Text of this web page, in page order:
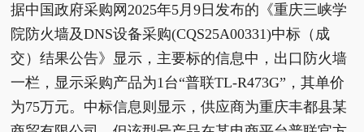
据中国政府采购网2025年5月9日发布的《重庆三峡学
院防火墙及DNS设备采购(CQS25A00331)中标（成
交）结果公告》显示，主要标的信息中，出口防火墙
一栏，显示采购产品为1台“普联TL-R473G”，其单价
为75万元。中标信息则显示，供应商为重庆丰都县某